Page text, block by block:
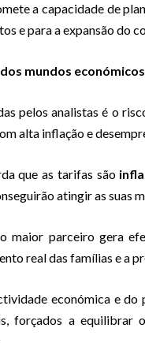
a capacidade de
e para a expansão do
mundos económicos
pelos analistas é o
alta inflação e
que as tarifas são
atingir as suas
maior parceiro gera
real das famílias e a
económica e
forçados a equilibrar